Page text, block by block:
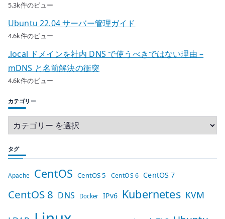
5.3k件のビュー
Ubuntu 22.04 サーバー管理ガイド
4.6k件のビュー
.local ドメインを社内 DNS で使うべきではない理由 –
mDNS と名前解決の衝突
4.6k件のビュー
カテゴリー
タグ
Apache CentOS CentOS 5 CentOS 6 CentOS 7
CentOS 8 DNS Docker IPv6 Kubernetes KVM